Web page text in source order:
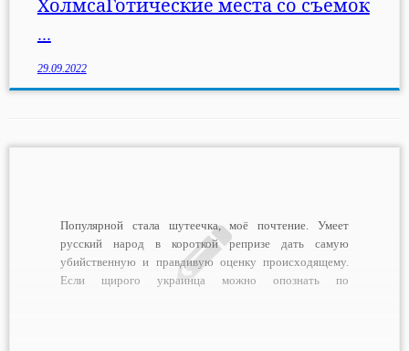
ХолмсаГотические места со съёмок
...
29.09.2022
Популярной стала шутеечка, моё почтение. Умеет
русский народ в короткой репризе дать самую
убийственную и правдивую оценку происходящему.
Если щирого украинца можно опознать по